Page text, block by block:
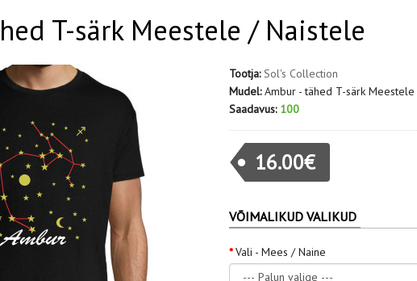
T-särk Meestele / Naistele
Tootja: Sol's Collection
Mudel: Ambur - tähed T-särk
Saadavus: 100
16.00€
VÕIMALIKUD VALIKUD
Vali - Mees / Naine